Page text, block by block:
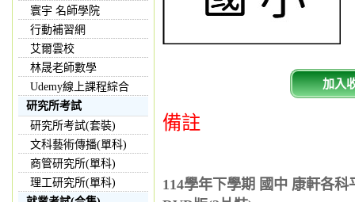
寰宇 名師學院
行動補習網
艾爾雲校
林晟老師數學
Udemy線上課程綜合
研究所考試
研究所考試(套裝)
文科藝術傳播(單科)
商管研究所(單科)
理工研究所(單科)
加入
備註
114學年下學期 國中 康軒各